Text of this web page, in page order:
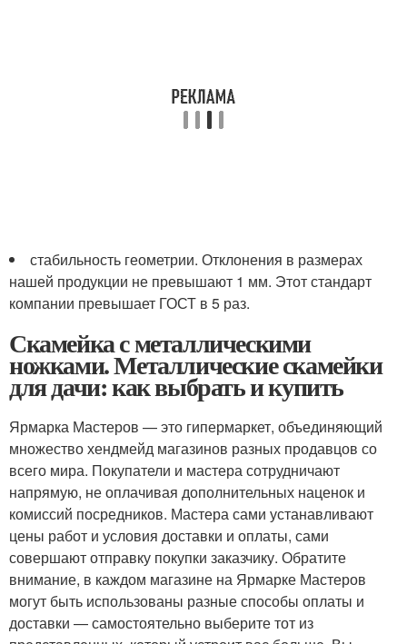
стабильность геометрии. Отклонения в размерах
нашей продукции не превышают 1 мм. Этот стандарт
компании превышает ГОСТ в 5 раз.
Скамейка с металлическими
ножками. Металлические скамейки
для дачи: как выбрать и купить
Ярмарка Мастеров — это гипермаркет, объединяющий
множество хендмейд магазинов разных продавцов со
всего мира. Покупатели и мастера сотрудничают
напрямую, не оплачивая дополнительных наценок и
комиссий посредников. Мастера сами устанавливают
цены работ и условия доставки и оплаты, сами
совершают отправку покупки заказчику. Обратите
внимание, в каждом магазине на Ярмарке Мастеров
могут быть использованы разные способы оплаты и
доставки — самостоятельно выберите тот из